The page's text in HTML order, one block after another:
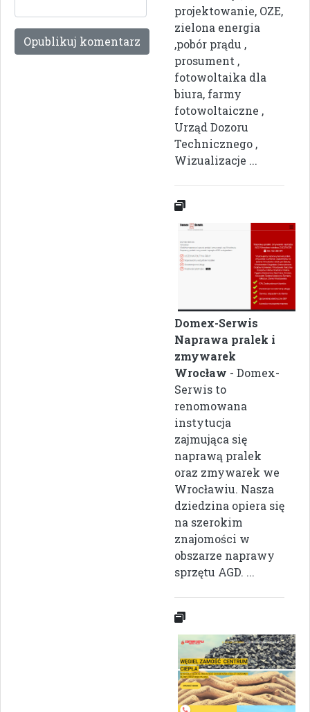
projektowanie, OZE,
zielona energia
,pobór prądu ,
prosument ,
fotowoltaika dla
biura, farmy
fotowoltaiczne ,
Urząd Dozoru
Technicznego ,
Wizualizacje ...
Domex-Serwis
Naprawa pralek i
zmywarek
Wrocław - Domex-
Serwis to
renomowana
instytucja
zajmująca się
naprawą pralek
oraz zmywarek we
Wrocławiu. Nasza
dziedzina opiera się
na szerokim
znajomości w
obszarze naprawy
sprzętu AGD. ...